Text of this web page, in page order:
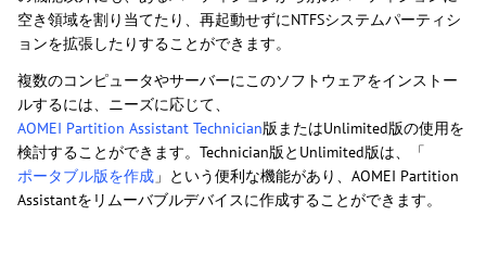
空き領域を割り当てたり、再起動せずにNTFSシステムパーティシ
ョンを拡張したりすることができます。
複数のコンピュータやサーバーにこのソフトウェアをインストー
ルするには、ニーズに応じて、
AOMEI Partition Assistant Technician版またはUnlimited版の使用を
検討することができます。Technician版とUnlimited版は、「
ポータブル版を作成 」という便利な機能があり、AOMEI Partition
Assistantをリムーバブルデバイスに作成することができます。